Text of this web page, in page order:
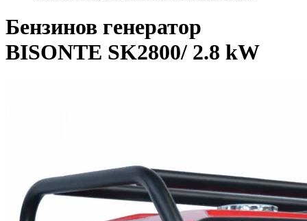
Бензинов генератор
BISONTE SK2800/ 2.8 kW